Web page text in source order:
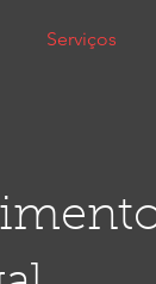
Serviços